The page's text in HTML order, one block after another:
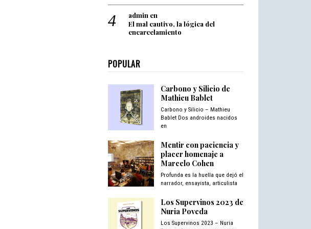
admin en
El mal cautivo, la lógica del
encarcelamiento
POPULAR
Carbono y Silicio de
Mathieu Bablet
Carbono y Silicio – Mathieu
Bablet Dos androides nacidos
en
Mentir con paciencia y
placer homenaje a
Marcelo Cohen
Profunda es la huella que dejó el
narrador, ensayista, articulista
Los Supervinos 2023 de
Nuria Poveda
Los Supervinos 2023 – Nuria